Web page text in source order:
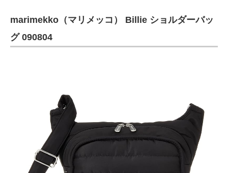
marimekko（マリメッコ） Billie ショルダーバッ
グ 090804